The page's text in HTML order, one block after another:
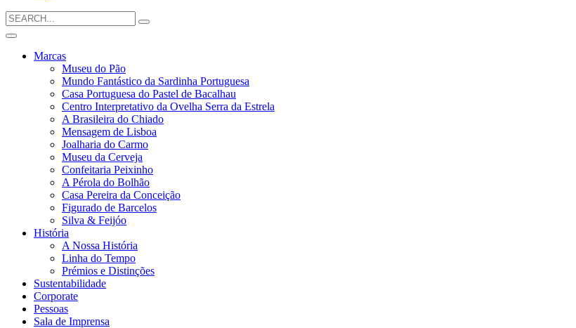
Search
for:
Marcas
Museu do Pão
Mundo Fantástico da Sardinha Portuguesa
Casa Portuguesa do Pastel de Bacalhau
Centro Interpretativo da Ovelha Serra da Estrela
A Brasileira do Chiado
Mensagem de Lisboa
Joalharia do Carmo
Museu da Cerveja
Confeitaria Peixinho
A Pérola do Bolhão
Casa Pereira da Conceição
Figurado de Barcelos
Silva & Feijóo
História
A Nossa História
Linha do Tempo
Prémios e Distinções
Sustentabilidade
Corporate
Pessoas
Sala de Imprensa